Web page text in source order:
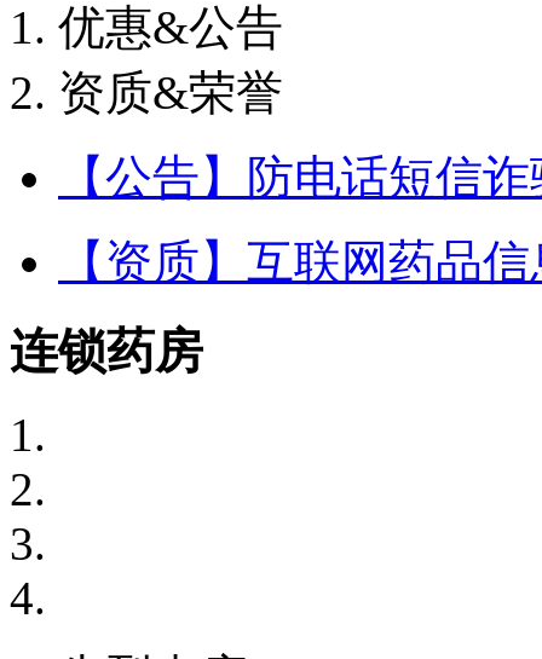
优惠&公告
资质&荣誉
【公告】防电话短信
【资质】互联网药品
连锁药房